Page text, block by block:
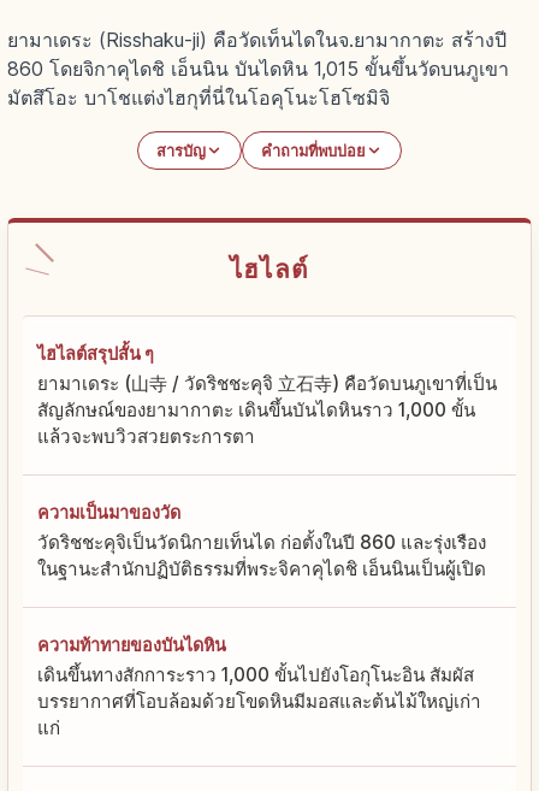
ยามาเดระ (Risshaku-ji) คือวัดเท็นไดในจ.ยามากาตะ สร้างปี
860 โดยจิกาคุไดชิ เอ็นนิน บันไดหิน 1,015 ขั้นขึ้นวัดบนภูเขา
มัตสึโอะ บาโชแต่งไฮกุที่นี่ในโอคุโนะโฮโซมิจิ
สารบัญ คำถามที่พบบ่อย
ไฮไลต์
ไฮไลต์สรุปสั้น ๆ
ยามาเดระ (山寺 / วัดริชชะคุจิ 立石寺) คือวัดบนภูเขาที่เป็น
สัญลักษณ์ของยามากาตะ เดินขึ้นบันไดหินราว 1,000 ขั้น
แล้วจะพบวิวสวยตระการตา
ความเป็นมาของวัด
วัดริชชะคุจิเป็นวัดนิกายเท็นได ก่อตั้งในปี 860 และรุ่งเรือง
ในฐานะสำนักปฏิบัติธรรมที่พระจิคาคุไดชิ เอ็นนินเป็นผู้เปิด
ความท้าทายของบันไดหิน
เดินขึ้นทางสักการะราว 1,000 ขั้นไปยังโอกุโนะอิน สัมผัส
บรรยากาศที่โอบล้อมด้วยโขดหินมีมอสและต้นไม้ใหญ่เก่า
แก่